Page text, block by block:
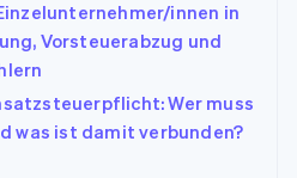
innen in
Vorsteuerabzug und
Wer muss
was ist damit verbunden?